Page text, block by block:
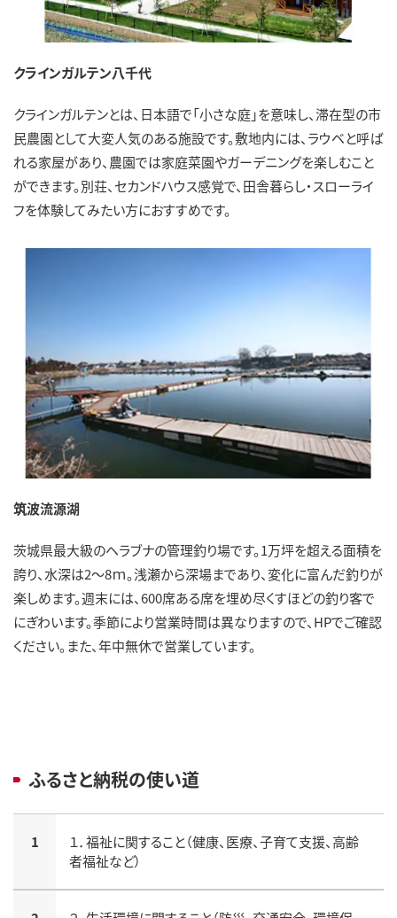
クラインガルテン八千代
クラインガルテンとは、日本語で「小さな庭」を意味し、滞在型の市
民農園として大変人気のある施設です。敷地内には、ラウベと呼ば
れる家屋があり、農園では家庭菜園やガーデニングを楽しむこと
ができます。別荘、セカンドハウス感覚で、田舎暮らし・スローライ
フを体験してみたい方におすすめです。
筑波流源湖
茨城県最大級のヘラブナの管理釣り場です。1万坪を超える面積を
誇り、水深は2～8ｍ。浅瀬から深場まであり、変化に富んだ釣りが
楽しめます。週末には、600席ある席を埋め尽くすほどの釣り客で
にぎわいます。季節により営業時間は異なりますので、HPでご確認
ください。また、年中無休で営業しています。
ふるさと納税の使い道
1
１．福祉に関すること（健康、医療、子育て支援、高齢
者福祉など）